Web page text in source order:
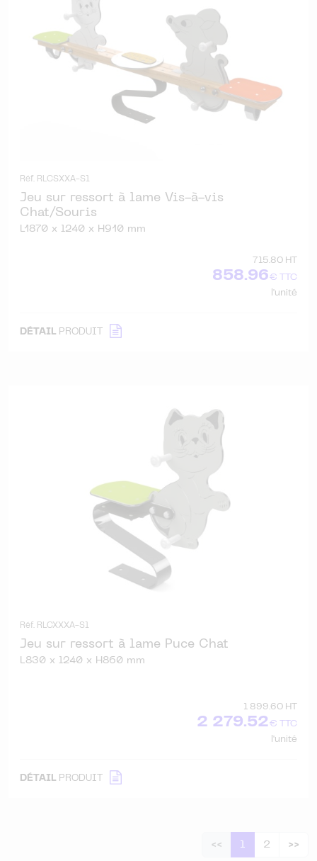
Réf. RLCSXXA-S1
Jeu sur ressort à lame Vis-à-vis
Chat/Souris
L1870 x l240 x H910 mm
715.80 HT
858.96€ TTC
l'unité
DÉTAIL PRODUIT
Réf. RLCXXXA-S1
Jeu sur ressort à lame Puce Chat
L830 x l240 x H860 mm
1 899.60 HT
2 279.52€ TTC
l'unité
DÉTAIL PRODUIT
<< 1 2 >>